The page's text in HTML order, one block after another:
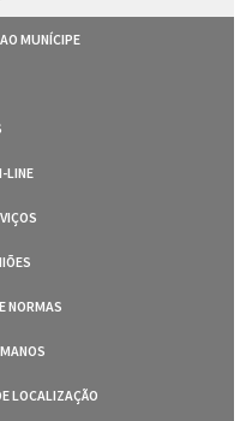
MUNÍCIPE
LINE
NORMAS
LOCALIZAÇÃO